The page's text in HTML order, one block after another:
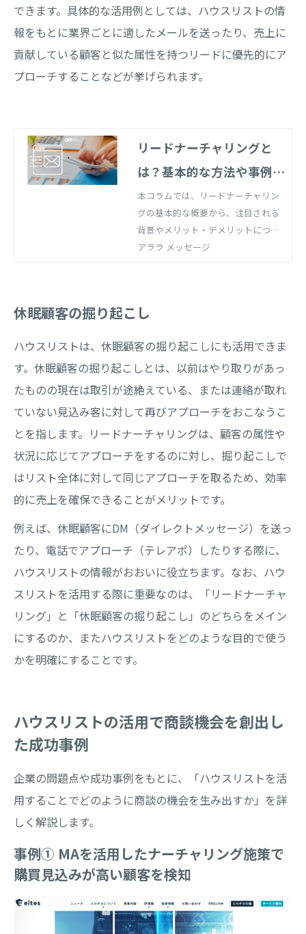
できます。具体的な活用例としては、ハウスリストの情
報をもとに業界ごとに適したメールを送ったり、売上に
貢献している顧客と似た属性を持つリードに優先的にア
プローチすることなどが挙げられます。
リードナーチャリングと
は？基本的な方法や事例を
解説
本コラムでは、リードナーチャリン
グの基本的な概要から、注目される
背景やメリット・デメリットについ
てお伝えします。また、見込み客の
参考にしてください。
アララ メッセージ
休眠顧客の掘り起こし
ハウスリストは、休眠顧客の掘り起こしにも活用できま
す。休眠顧客の掘り起こしとは、以前はやり取りがあっ
たものの現在は取引が途絶えている、または連絡が取れ
ていない見込み客に対して再びアプローチをおこなうこ
とを指します。リードナーチャリングは、顧客の属性や
状況に応じてアプローチをするのに対し、掘り起こしで
はリスト全体に対して同じアプローチを取るため、効率
的に売上を確保できることがメリットです。
例えば、休眠顧客にDM（ダイレクトメッセージ）を送っ
たり、電話でアプローチ（テレアポ）したりする際に、
ハウスリストの情報がおおいに役立ちます。なお、ハウ
スリストを活用する際に重要なのは、「リードナーチャ
リング」と「休眠顧客の掘り起こし」のどちらをメイン
にするのか、またハウスリストをどのような目的で使う
かを明確にすることです。
ハウスリストの活用で商談機会を創出し
た成功事例
企業の問題点や成功事例をもとに、「ハウスリストを活
用することでどのように商談の機会を生み出すか」を詳
しく解説します。
事例① MAを活用したナーチャリング施策で
購買見込みが高い顧客を検知